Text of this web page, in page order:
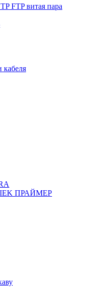
FTP витая пара
кабеля
IEK ПРАЙМЕР